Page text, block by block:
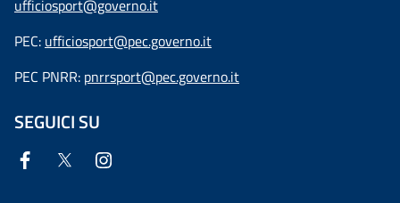
ufficiosport@governo.it
PEC: ufficiosport@pec.governo.it
PEC PNRR: pnrrsport@pec.governo.it
SEGUICI SU